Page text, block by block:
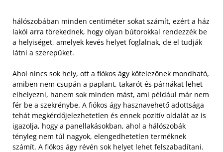
hálószobában minden centiméter sokat számít, ezért a ház
lakói arra törekednek, hogy olyan bútorokkal rendezzék be
a helyiséget, amelyek kevés helyet foglalnak, de el tudják
látni a szerepüket.
Ahol nincs sok hely, ott a fiókos ágy kötelezőnek mondható,
amiben nem csupán a paplant, takarót és párnákat lehet
elhelyezni, hanem sok minden mást, ami például már nem
fér be a szekrénybe. A fiókos ágy hasznavehető adottsága
tehát megkérdőjelezhetetlen és ennek pozitív oldalát az is
igazolja, hogy a panellakásokban, ahol a hálószobák
tényleg nem túl nagyok, elengedhetetlen terméknek
számít. A fiókos ágy révén sok helyet lehet felszabadítani.